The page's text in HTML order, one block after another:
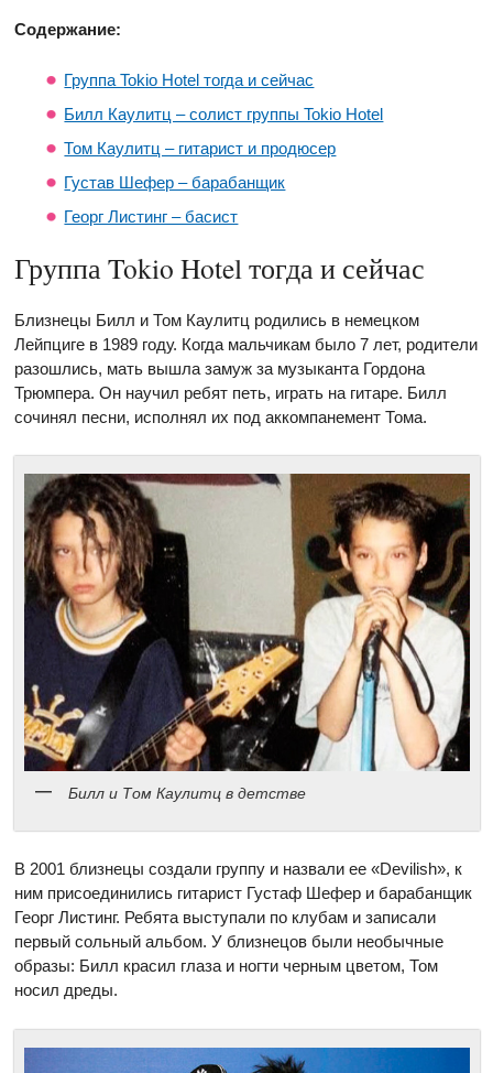
Содержание:
Группа Tokio Hotel тогда и сейчас
Билл Каулитц – солист группы Tokio Hotel
Том Каулитц – гитарист и продюсер
Густав Шефер – барабанщик
Георг Листинг – басист
Группа Tokio Hotel тогда и сейчас
Близнецы Билл и Том Каулитц родились в немецком
Лейпциге в 1989 году. Когда мальчикам было 7 лет, родители
разошлись, мать вышла замуж за музыканта Гордона
Трюмпера. Он научил ребят петь, играть на гитаре. Билл
сочинял песни, исполнял их под аккомпанемент Тома.
Билл и Том Каулитц в детстве
В 2001 близнецы создали группу и назвали ее «Devilish», к
ним присоединились гитарист Густаф Шефер и барабанщик
Георг Листинг. Ребята выступали по клубам и записали
первый сольный альбом. У близнецов были необычные
образы: Билл красил глаза и ногти черным цветом, Том
носил дреды.